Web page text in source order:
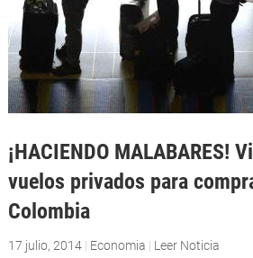
¡HACIENDO MALABARES!
vuelos privados para
Colombia
17 julio, 2014| Economia | Leer Noticia